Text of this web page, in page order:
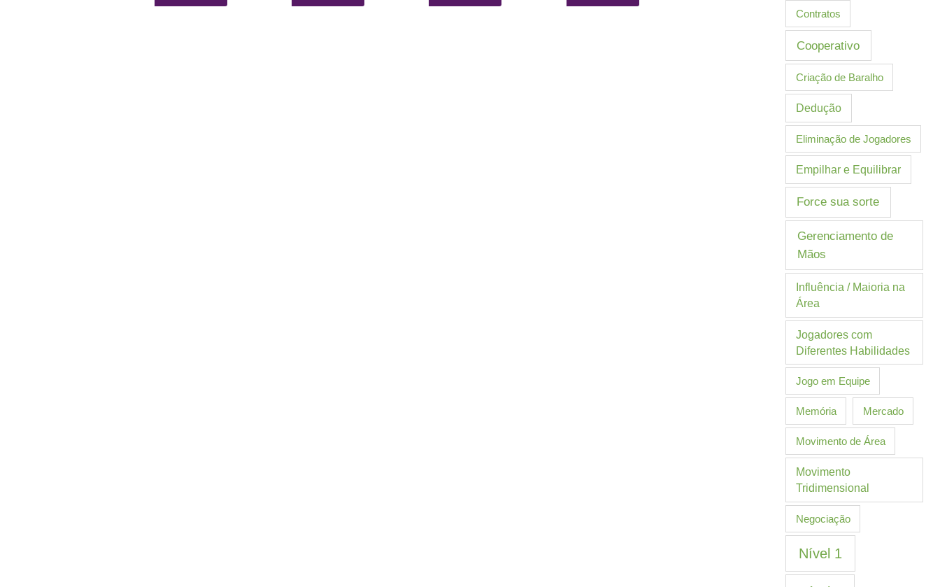
Contratos
Cooperativo
Criação de Baralho
Dedução
Eliminação de Jogadores
Empilhar e Equilibrar
Force sua sorte
Gerenciamento de
Mãos
Influência / Maioria na
Área
Jogadores com
Diferentes Habilidades
Jogo em Equipe
Memória Mercado
Movimento de Área
Movimento
Tridimensional
Negociação
Nível 1